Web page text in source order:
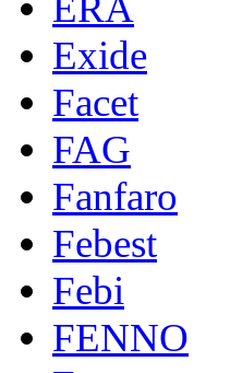
Exide
Facet
FAG
Fanfaro
Febest
Febi
FENNO